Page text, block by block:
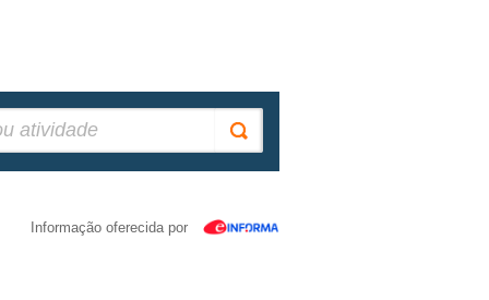
Informação oferecida por